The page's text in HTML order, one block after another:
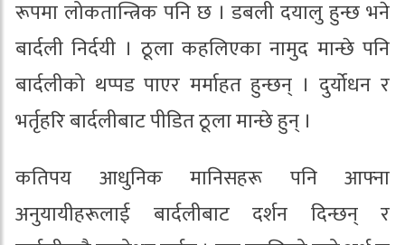
रूपमा लोकतान्त्रिक पनि छ । डबली दयालु हुन्छ भने
बार्दली निर्दयी । ठूला कहलिएका नामुद मान्छे पनि
बार्दलीको थप्पड पाएर मर्माहत हुन्छन् । दुर्योधन र
भर्तृहरि बार्दलीबाट पीडित ठूला मान्छे हुन् ।
कतिपय आधुनिक मानिसहरू पनि आफ्ना
अनुयायीहरूलाई बार्दलीबाट दर्शन दिन्छन् र